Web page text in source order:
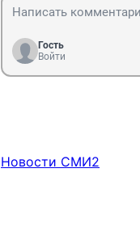
Гость
Войти
Новости СМИ2